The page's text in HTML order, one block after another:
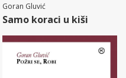
Goran Gluvić
Samo koraci u kiši